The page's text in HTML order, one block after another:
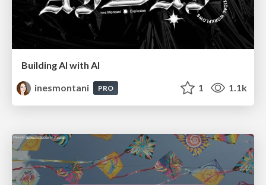
Building AI with AI
inesmontani
PRO 1 1.1k